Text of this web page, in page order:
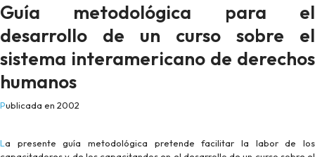
Guía metodológica para el
desarrollo de un curso sobre el
sistema interamericano de derechos
humanos
Publicada en 2002
La presente guía metodológica pretende facilitar la labor de los